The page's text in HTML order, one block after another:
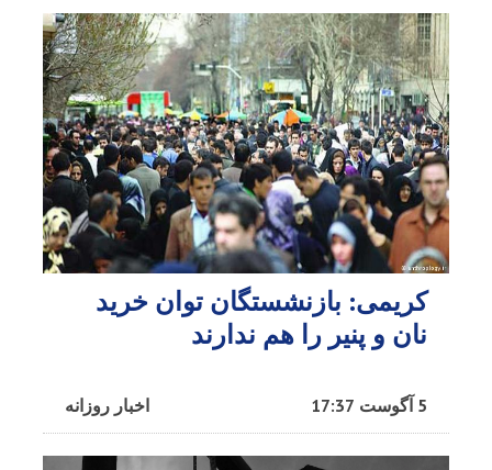
کریمی: بازنشستگان توان خرید
نان و پنیر را هم ندارند
اخبار روزانه 5 آگوست 17:37